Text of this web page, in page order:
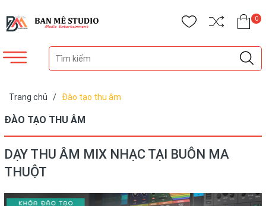
0
Trang chủ / Đào tạo thu âm
ĐÀO TẠO THU ÂM
DẠY THU ÂM MIX NHẠC TẠI BUÔN MA
THUỘT